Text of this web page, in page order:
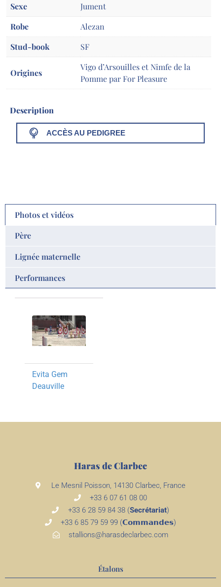
Sexe
Jument
Robe
Alezan
Stud-book
SF
Origines
Vigo d’Arsouilles et Nimfe de la
Pomme par For Pleasure
Description
ACCÈS AU PEDIGREE
Photos et vidéos
Père
Lignée maternelle
Performances
Evita Gem
Deauville
Haras de Clarbec
Le Mesnil Poisson, 14130 Clarbec, France
+33 6 07 61 08 00
+33 6 28 59 84 38 (Secrétariat)
+33 6 85 79 59 99 (𝗖𝗼𝗺𝗺𝗮𝗻𝗱𝗲𝘀)
stallions@harasdeclarbec.com
Étalons